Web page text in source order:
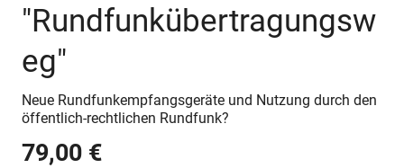
"Rundfunkübertragungsw
eg"
Neue Rundfunkempfangsgeräte und Nutzung durch den
öffentlich-rechtlichen Rundfunk?
79,00 €